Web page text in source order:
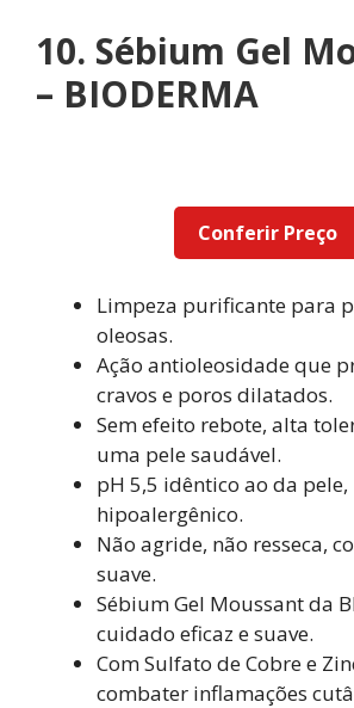
10. Sébium Gel
– BIODERMA
Conferir Preço
Limpeza purificante para
oleosas.
Ação antioleosidade que
cravos e poros dilatados.
Sem efeito rebote, alta
uma pele saudável.
pH 5,5 idêntico ao da pele,
hipoalergênico.
Não agride, não resseca,
suave.
Sébium Gel Moussant da
cuidado eficaz e suave.
Com Sulfato de Cobre e
combater inflamações